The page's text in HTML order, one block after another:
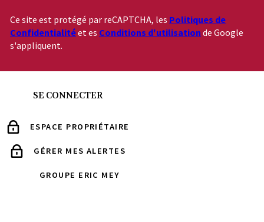
Ce site est protégé par reCAPTCHA, les Politiques de
Confidentialitéet es Conditions d'utilisation de Google
s'appliquent.
SE CONNECTER
ESPACE PROPRIÉTAIRE
GÉRER MES ALERTES
GROUPE ERIC MEY